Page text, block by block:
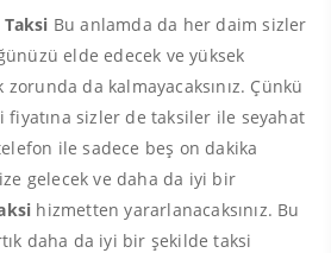
Bu anlamda da her daim sizler
elde edecek ve yüksek
da kalmayacaksınız. Çünkü
fiyatına sizler de taksiler ile seyahat
ile sadece beş on dakika
gelecek ve daha da iyi bir
hizmetten yararlanacaksınız. Bu
daha da iyi bir şekilde taksi